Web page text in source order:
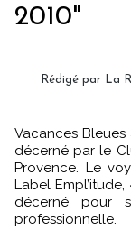
2010"
Rédigé par La
Vacances Bleues a reçu Le Trophée de l’Esprit Client 2010
décerné par le
Provence. Le
Label
décerné pour
professionnelle.